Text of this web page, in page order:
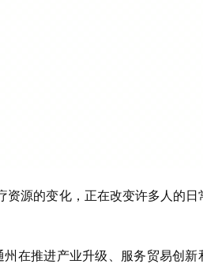
资源的变化，正在改变许多人的日
在推进产业升级、服务贸易创新